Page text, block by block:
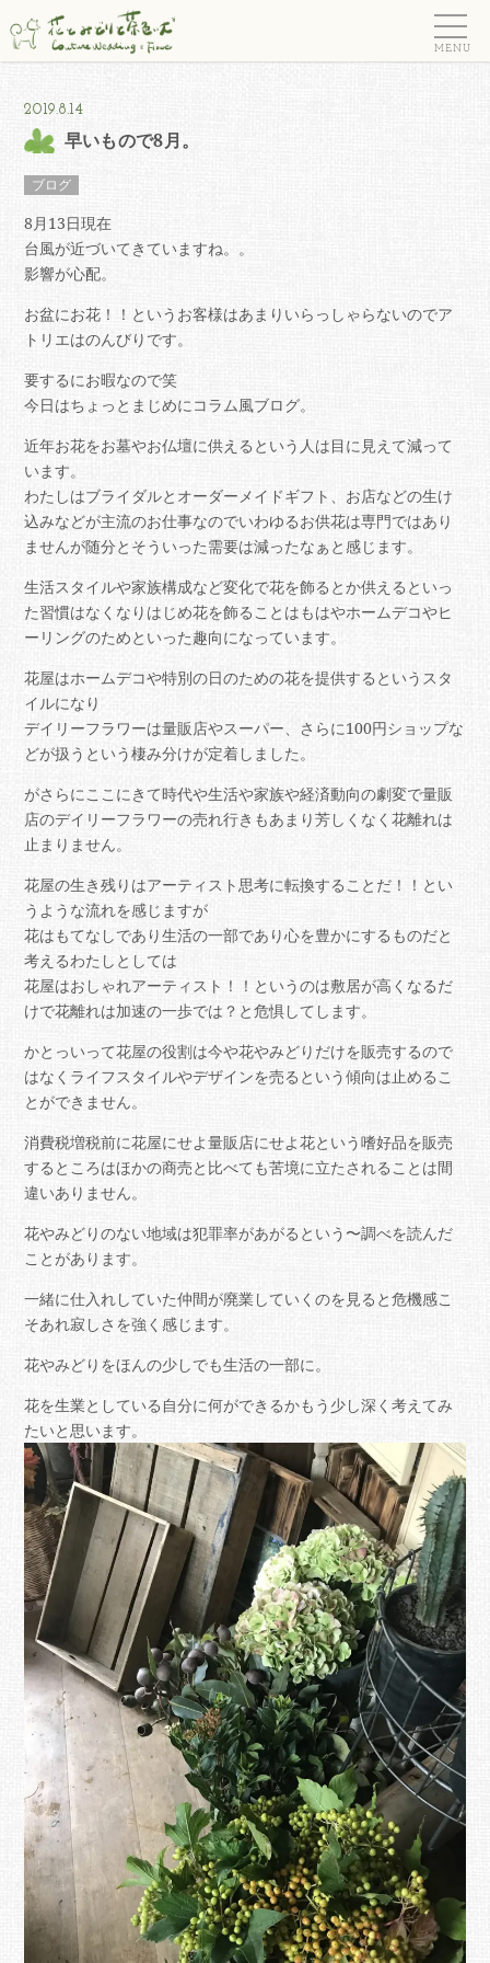
ウェディングフラワー＆
フラワーギフト 花とみど
りと茶色い犬
2019.8.14
早いもので8月。
ブログ
8月13日現在
台風が近づいてきていますね。。
影響が心配。
お盆にお花！！というお客様はあまりいらっしゃらないのでア
トリエはのんびりです。
要するにお暇なので笑
今日はちょっとまじめにコラム風ブログ。
近年お花をお墓やお仏壇に供えるという人は目に見えて減って
います。
わたしはブライダルとオーダーメイドギフト、お店などの生け
込みなどが主流のお仕事なのでいわゆるお供花は専門ではあり
ませんが随分とそういった需要は減ったなぁと感じます。
生活スタイルや家族構成など変化で花を飾るとか供えるといっ
た習慣はなくなりはじめ花を飾ることはもはやホームデコやヒ
ーリングのためといった趣向になっています。
花屋はホームデコや特別の日のための花を提供するというスタ
イルになり
デイリーフラワーは量販店やスーパー、さらに100円ショップな
どが扱うという棲み分けが定着しました。
がさらにここにきて時代や生活や家族や経済動向の劇変で量販
店のデイリーフラワーの売れ行きもあまり芳しくなく花離れは
止まりません。
花屋の生き残りはアーティスト思考に転換することだ！！とい
うような流れを感じますが
花はもてなしであり生活の一部であり心を豊かにするものだと
考えるわたしとしては
花屋はおしゃれアーティスト！！というのは敷居が高くなるだ
けで花離れは加速の一歩では？と危惧してします。
かとっいって花屋の役割は今や花やみどりだけを販売するので
はなくライフスタイルやデザインを売るという傾向は止めるこ
とができません。
消費税増税前に花屋にせよ量販店にせよ花という嗜好品を販売
するところはほかの商売と比べても苦境に立たされることは間
違いありません。
花やみどりのない地域は犯罪率があがるという〜調べを読んだ
ことがあります。
一緒に仕入れしていた仲間が廃業していくのを見ると危機感こ
そあれ寂しさを強く感じます。
花やみどりをほんの少しでも生活の一部に。
花を生業としている自分に何ができるかもう少し深く考えてみ
たいと思います。